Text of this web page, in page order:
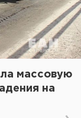
массовую
на